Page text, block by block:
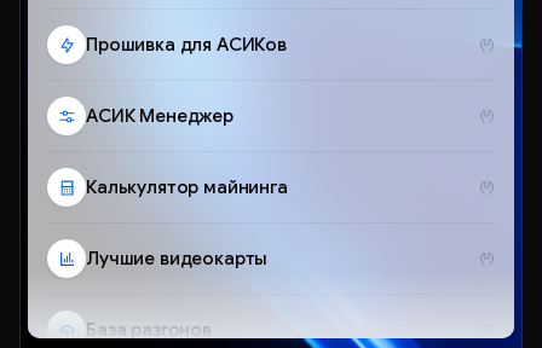
Прошивка для АСИКов
АСИК Менеджер
Калькулятор майнинга
Лучшие видеокарты
База разгонов